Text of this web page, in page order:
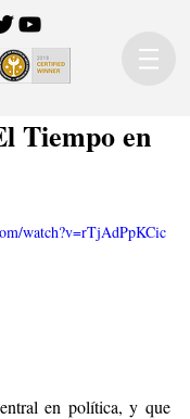
Tiempo en
watch?v=rTjAdPpKCic
en política, y que